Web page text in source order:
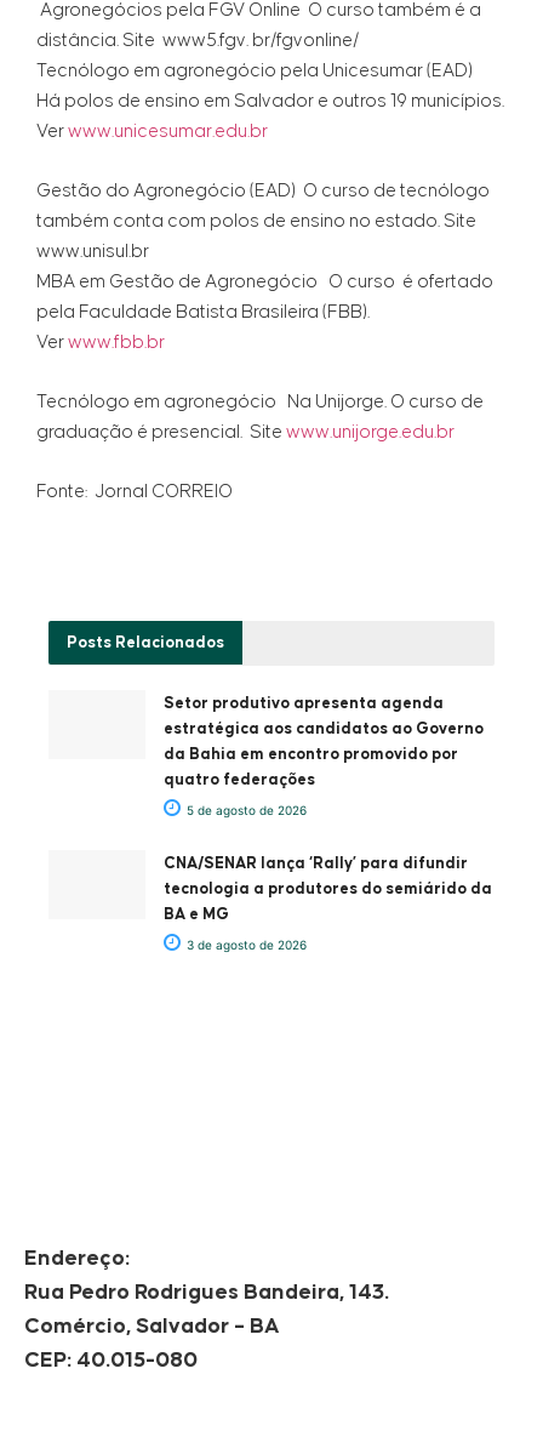
Agronegócios pela FGV Online O curso também é a
distância. Site www5.fgv. br/fgvonline/
Tecnólogo em agronegócio pela Unicesumar (EAD)
Há polos de ensino em Salvador e outros 19 municípios.
Ver www.unicesumar.edu.br
Gestão do Agronegócio (EAD) O curso de tecnólogo
também conta com polos de ensino no estado. Site
www.unisul.br
MBA em Gestão de Agronegócio O curso é ofertado
pela Faculdade Batista Brasileira (FBB).
Ver www.fbb.br
Tecnólogo em agronegócio Na Unijorge. O curso de
graduação é presencial. Site www.unijorge.edu.br
Fonte: Jornal CORREIO
Posts Relacionados
Setor produtivo apresenta agenda
estratégica aos candidatos ao Governo
da Bahia em encontro promovido por
quatro federações
5 de agosto de 2026
CNA/SENAR lança ‘Rally’ para difundir
tecnologia a produtores do semiárido da
BA e MG
3 de agosto de 2026
Endereço:
Rua Pedro Rodrigues Bandeira, 143.
Comércio, Salvador – BA
CEP: 40.015-080